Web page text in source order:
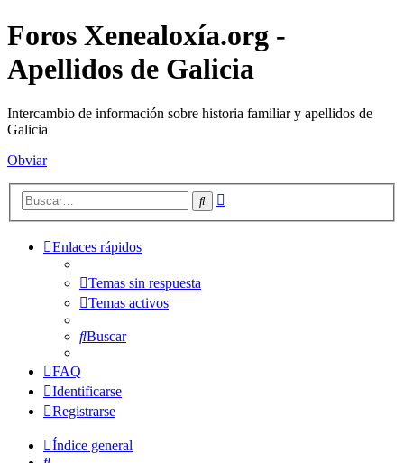
Foros Xenealoxía.org -
Apellidos de Galicia
Intercambio de información sobre historia familiar y apellidos de
Galicia
Obviar
Buscar
Enlaces rápidos
Temas sin respuesta
Temas activos
Buscar
FAQ
Identificarse
Registrarse
Índice general